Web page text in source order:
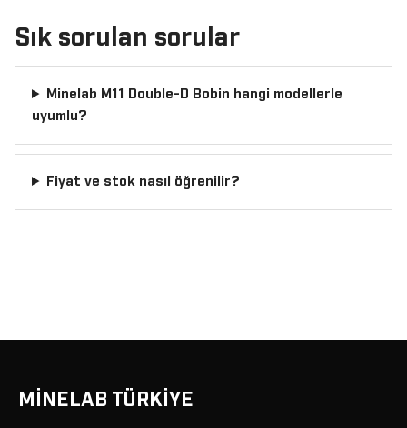
Sık sorulan sorular
Minelab M11 Double-D Bobin hangi modellerle
uyumlu?
Fiyat ve stok nasıl öğrenilir?
MİNELAB TÜRKİYE